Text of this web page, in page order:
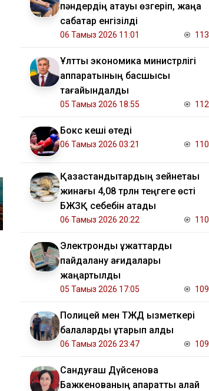
пәндердің атауы өзгеріп, жаңа
сабақтар енгізілді
06 Тамыз 2026 11:01 113
Ұлттық экономика министрлігі
аппаратының басшысы
тағайындалды
05 Тамыз 2026 18:55 112
Бокс кеші өтеді
06 Тамыз 2026 03:21 110
Қазақстандықтардың зейнетақы
жинағы 4,08 трлн теңгеге өсті
БЖЗҚ себебін атады
06 Тамыз 2026 20:22 110
Электрондық құжаттарды
пайдалану қағидалары
жаңартылды
05 Тамыз 2026 17:05 109
Полицей мен ТЖД қызметкері
балаларды құтқарып қалды
06 Тамыз 2026 23:47 109
Сандуғаш Дүйсенова
Бажкенованың ақпаратты қалай